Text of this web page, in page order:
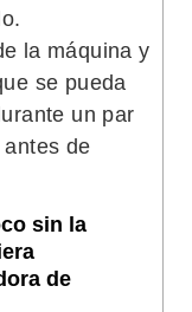
la máquina y
se pueda
un par
de
sin la
de